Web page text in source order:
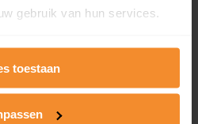
gebruik van hun services.
toestaan